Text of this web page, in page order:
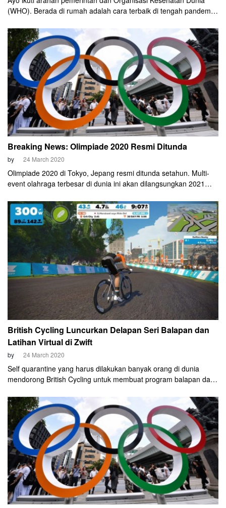
(WHO). Berada di rumah adalah cara terbaik di tengah pandemi
bukan berarti Anda akan dijauhkan dengan segala kegiatan yang
berhubungan dengan bersepeda.
Breaking News: Olimpiade 2020 Resmi Ditunda
by 24 March 2020
Olimpiade 2020 di Tokyo, Jepang resmi ditunda setahun. Multi-
event olahraga terbesar di dunia ini akan dilangsungkan 2021
Olympic Committee (IOC), Thomas Bach mengadakan
telekonferensi dengan Perdana Menteri Jepang, Shinzo Abe,
Selasa (24/3).
British Cycling Luncurkan Delapan Seri Balapan dan
Latihan Virtual di Zwift
by 24 March 2020
Self quarantine yang harus dilakukan banyak orang di dunia
mendorong British Cycling untuk membuat program balapan dan
tetap bugar dan aktif selama harus di rumah.